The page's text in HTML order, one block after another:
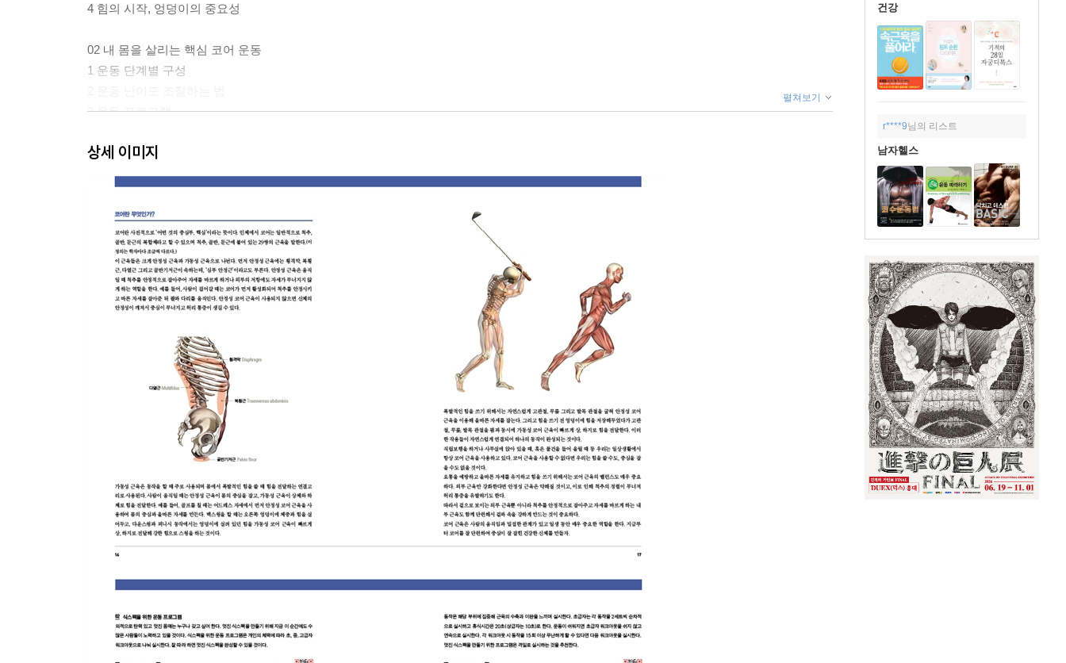
건강
r****9님의 리스트
남자헬스
4 힘의 시작, 엉덩이의 중요성
02 내 몸을 살리는 핵심 코어 운동
1 운동 단계별 구성
3 운동 프로그램
WARM UP 자가근막이완 운동
6 하퇴부 측면 / 7 하퇴부 전면 / 8 대퇴부 전면 / 9 등 하부 / 10 등 상부
11 목 후면 / 12 흉부 측면 / 13 등 중앙
WARM UP 다이내믹 스트레칭
4 엎드려 몸통 비틀기 / 5 엎드려 한발 펴고 몸 비틀기
6 무릎 앉아 앞뒤 체중 기울이기 / 7 앉아 양팔 S자 만들기 / 8 발등 잡고 무릎 펴기
9 무릎 잡고 몸 펴기 / 10 손발 멀리 보내기 / 11 발끝 팔꿈치 닿고 몸 비틀기
12 손으로 걷기 / 13 상체 숙여 T자 만들기
STEP. 1 안정성 코어 운동
1 애슬레틱 레디 포지션 위드 푸시 / 2 베이식 플랭크 / 3 네발 엎드려 버티기
4 무릎 대고 엎드려 손발 엇갈려 들기 / 5 사이드 플랭크 / 6 리버스 플랭크
7 레그 업도미널 프레스 홀드 / 8 힙 브릿지 / 9 무릎 대고 상체 기울이기
10 머리로 서기 / 11 어깨로 서기 / 12 두루미 자세 / 13 물구나무서기
01 베이식 플랭크 포지션 운동
1 플랭크 위드 숄더 탭 / 2 플랭크 위드 원 암 레이즈 / 3 플랭크 위드 레그 리프트
펼쳐보기
상세 이미지